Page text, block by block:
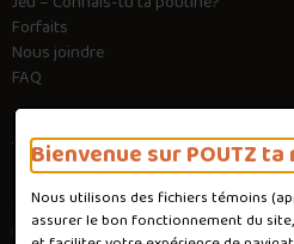
Bienvenue sur POUTZ
Nous utilisons des fichiers témoins
assurer le bon fonctionnement du
Forfaits
Nous joindre
FAQ
Conditions d'utilisation
Politique de confidentialité